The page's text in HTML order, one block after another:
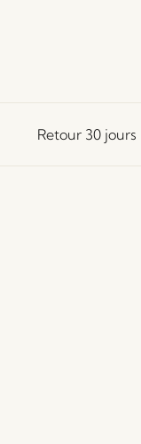
Retour 30 jours